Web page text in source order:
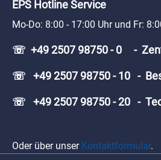
EPS Hotline Service
Mo-Do: 8:00 - 17:00 Uhr und Fr:
☏ +49 2507 98750 - 0 -
☏ +49 2507 98750 - 10 -
☏ +49 2507 98750 - 20 -
Oder über unser Kontaktformular.